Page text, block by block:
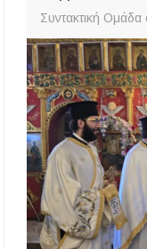
Συντακτική